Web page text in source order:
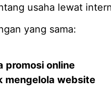
usaha lewat
yang sama:
promosi online
mengelola website